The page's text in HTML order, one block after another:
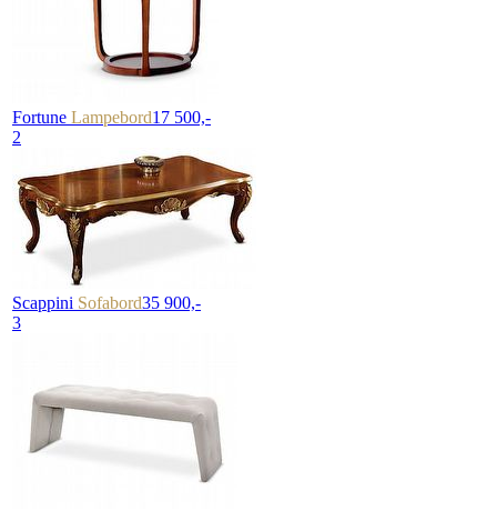
Fortune Lampebord17 500,-
2
Scappini Sofabord35 900,-
3